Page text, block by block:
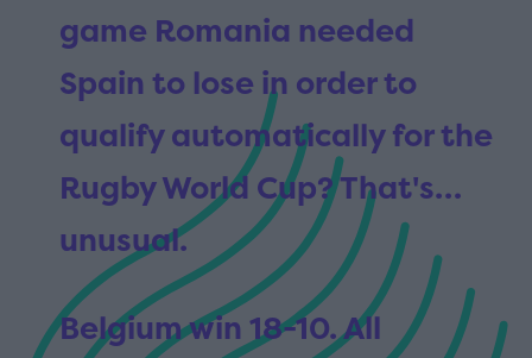
game Romania needed
Spain to lose in order to
qualify automatically for the
Rugby World Cup? That's…
unusual.
Belgium win 18-10. All